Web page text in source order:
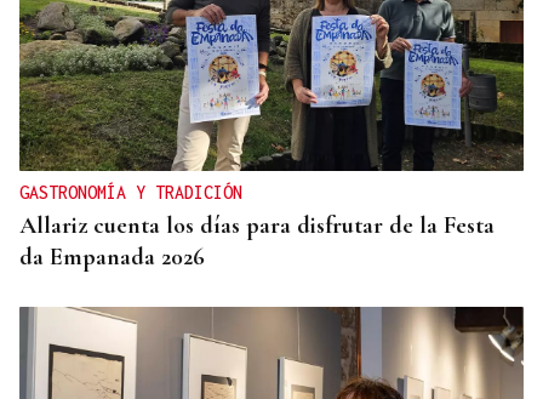
GASTRONOMÍA Y TRADICIÓN
Allariz cuenta los días para disfrutar de la Festa
da Empanada 2026